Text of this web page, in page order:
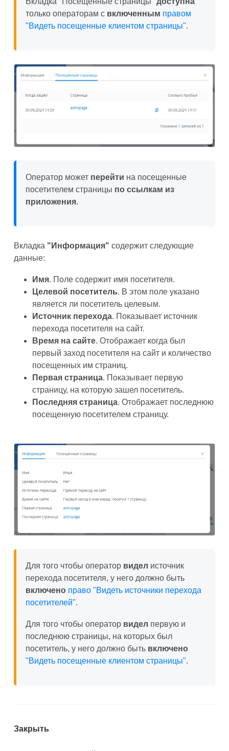
только операторам с включенным правом
"Видеть посещенные клиентом страницы".
Оператор может перейти на посещенные
посетителем страницы по ссылкам из
приложения.
Вкладка "Информация" содержит следующие
данные:
Имя. Поле содержит имя посетителя.
Целевой посетитель. В этом поле указано
является ли посетитель целевым.
Источник перехода. Показывает источник
перехода посетителя на сайт.
Время на сайте. Отображает когда был
первый заход посетителя на сайт и количество
посещенных им страниц.
Первая страница. Показывает первую
страницу, на которую зашел посетитель.
Последняя страница. Отображает последнюю
посещенную посетителем страницу.
Для того чтобы оператор видел источник
перехода посетителя, у него должно быть
включено право "Видеть источники перехода
посетителей".
Для того чтобы оператор видел первую и
последнюю страницы, на которых был
посетитель, у него должно быть включено
"Видеть посещенные клиентом страницы".
Закрыть